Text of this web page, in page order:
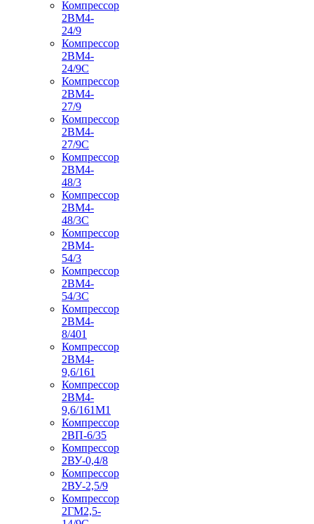
Компрессор
2ВМ4-
24/9
Компрессор
2ВМ4-
24/9С
Компрессор
2ВМ4-
27/9
Компрессор
2ВМ4-
27/9С
Компрессор
2ВМ4-
48/3
Компрессор
2ВМ4-
48/3С
Компрессор
2ВМ4-
54/3
Компрессор
2ВМ4-
54/3С
Компрессор
2ВМ4-
8/401
Компрессор
2ВМ4-
9,6/161
Компрессор
2ВМ4-
9,6/161М1
Компрессор
2ВП-6/35
Компрессор
2ВУ-0,4/8
Компрессор
2ВУ-2,5/9
Компрессор
2ГМ2,5-